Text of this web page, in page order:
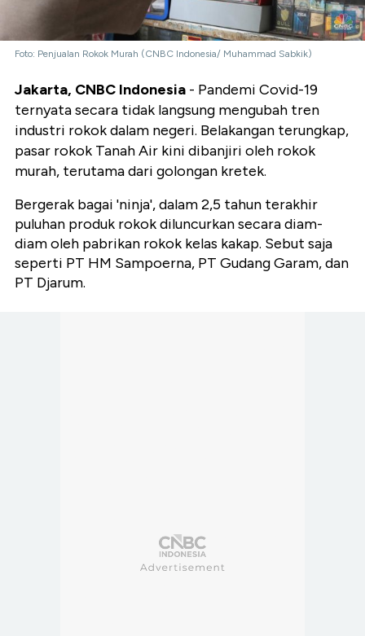
Foto: Penjualan Rokok Murah (CNBC Indonesia/ Muhammad Sabkik)
Jakarta, CNBC Indonesia - Pandemi Covid-19
ternyata secara tidak langsung mengubah tren
industri rokok dalam negeri. Belakangan terungkap,
pasar rokok Tanah Air kini dibanjiri oleh rokok
murah, terutama dari golongan kretek.
Bergerak bagai 'ninja', dalam 2,5 tahun terakhir
puluhan produk rokok diluncurkan secara diam-
diam oleh pabrikan rokok kelas kakap. Sebut saja
seperti PT HM Sampoerna, PT Gudang Garam, dan
PT Djarum.